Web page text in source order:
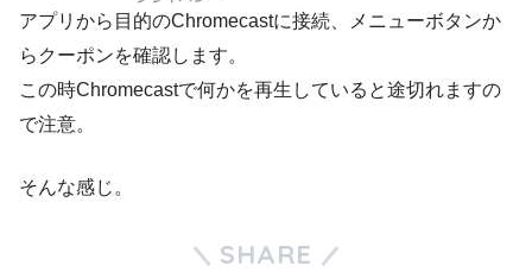
アプリから目的のChromecastに接続、メニューボタンか
らクーポンを確認します。
この時Chromecastで何かを再生していると途切れますの
で注意。
そんな感じ。
SHARE